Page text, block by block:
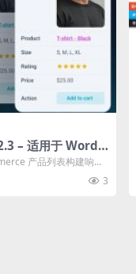
– 适用于 WordP
卡片信息插件下
产品列表构建响应
3